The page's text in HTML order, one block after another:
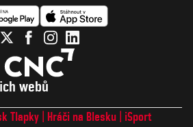
webů
Tlapky Hráči na Blesku
iSport